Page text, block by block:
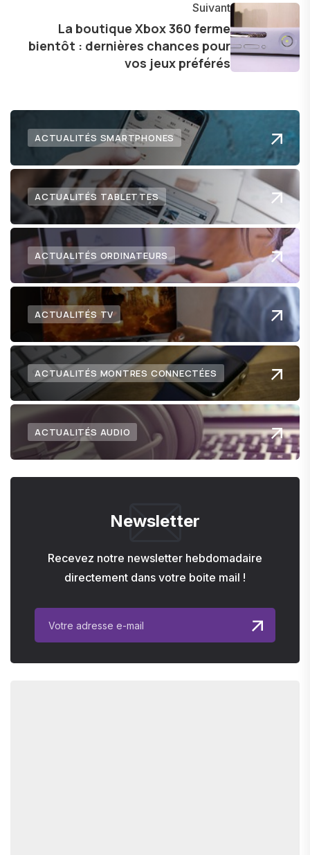
l'exploration constante des frontières de la
technologie me permet de présenter aux
lecteurs un aperçu captivant de ce que le futur
numérique nous réserve.
Suivant
La boutique Xbox 360 ferme
bientôt : dernières chances pour
vos jeux préférés
ACTUALITÉS SMARTPHONES
ACTUALITÉS TABLETTES
ACTUALITÉS ORDINATEURS
ACTUALITÉS TV
ACTUALITÉS MONTRES CONNECTÉES
ACTUALITÉS AUDIO
Newsletter
Recevez notre newsletter hebdomadaire
directement dans votre boite mail !